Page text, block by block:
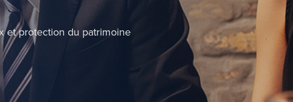
et protection du patrimoine